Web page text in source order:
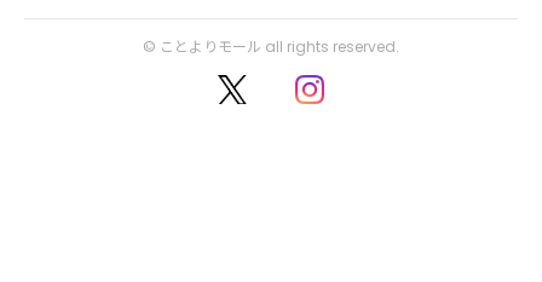
© ことよりモール all rights reserved.